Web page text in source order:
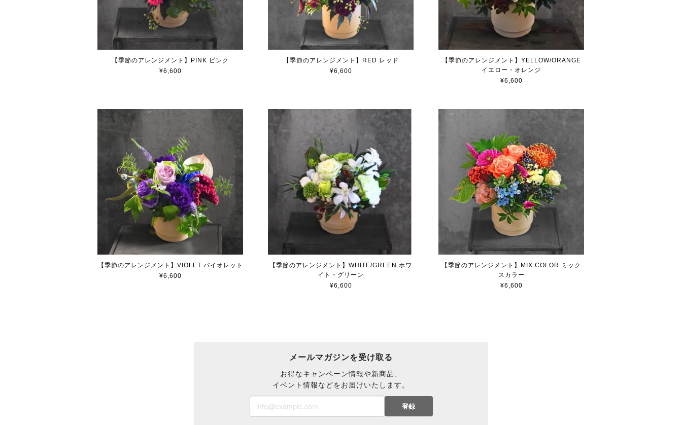
【季節のアレンジメント】PINK ピンク
¥6,600
【季節のアレンジメント】RED レッド
¥6,600
【季節のアレンジメント】YELLOW/ORANGE
イエロー・オレンジ
¥6,600
【季節のアレンジメント】VIOLET バイオレット
¥6,600
【季節のアレンジメント】WHITE/GREEN ホワ
イト・グリーン
¥6,600
【季節のアレンジメント】MIX COLOR ミック
スカラー
¥6,600
メールマガジンを受け取る
お得なキャンペーン情報や新商品、
イベント情報などをお届けいたします。
登録